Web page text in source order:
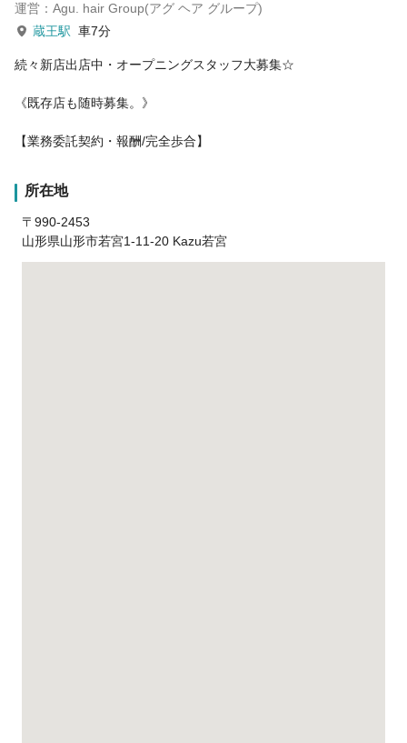
運営：Agu. hair Group(アグ ヘア グループ)
蔵王駅 車7分
続々新店出店中・オープニングスタッフ大募集☆
《既存店も随時募集。》
【業務委託契約・報酬/完全歩合】
所在地
〒990-2453
山形県山形市若宮1-11-20 Kazu若宮